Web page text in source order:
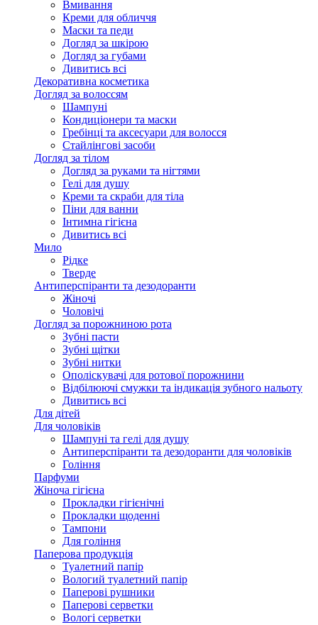
Вмивання
Креми для обличчя
Маски та педи
Догляд за шкірою
Догляд за губами
Дивитись всі
Декоративна косметика
Догляд за волоссям
Шампуні
Кондиціонери та маски
Гребінці та аксесуари для волосся
Стайлінгові засоби
Догляд за тілом
Догляд за руками та нігтями
Гелі для душу
Креми та скраби для тіла
Піни для ванни
Інтимна гігієна
Дивитись всі
Мило
Рідке
Тверде
Антиперспіранти та дезодоранти
Жіночі
Чоловічі
Догляд за порожниною рота
Зубні пасти
Зубні щітки
Зубні нитки
Ополіскувачі для ротової порожнини
Відбілюючі смужки та індикація зубного нальоту
Дивитись всі
Для дітей
Для чоловіків
Шампуні та гелі для душу
Антиперспіранти та дезодоранти для чоловіків
Гоління
Парфуми
Жіноча гігієна
Прокладки гігієнічні
Прокладки щоденні
Тампони
Для гоління
Паперова продукція
Туалетний папір
Вологий туалетний папір
Паперові рушники
Паперові серветки
Вологі серветки